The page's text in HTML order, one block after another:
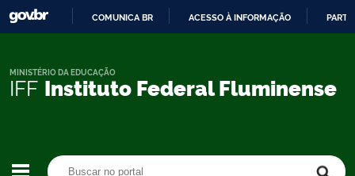
CONTEÚDO
COMUNICA BR ACESSO À INFORMAÇÃO
IFF Instituto Federal Fluminense
MINISTÉRIO DA EDUCAÇÃO